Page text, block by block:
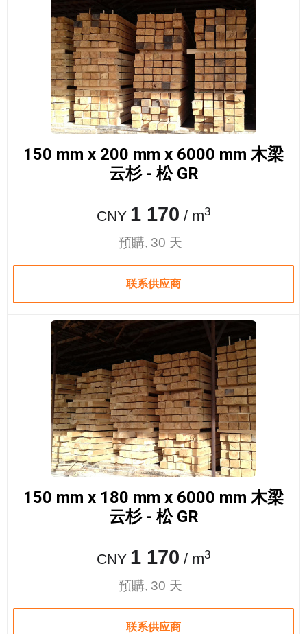
150 mm x 200 mm x 6000 mm 木梁
云杉 - 松 GR
CNY 1 170 / m3
預購, 30 天
联系供应商
150 mm x 180 mm x 6000 mm 木梁
云杉 - 松 GR
CNY 1 170 / m3
預購, 30 天
联系供应商